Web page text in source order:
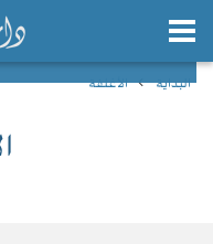
البداية الأغلفة